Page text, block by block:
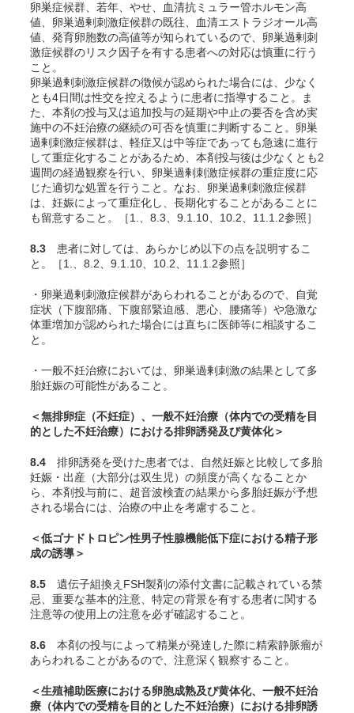
卵巣症候群、若年、やせ、血清抗ミュラー管ホルモン高
値、卵巣過剰刺激症候群の既往、血清エストラジオール高
値、発育卵胞数の高値等が知られているので、卵巣過剰刺
激症候群のリスク因子を有する患者への対応は慎重に行う
こと。
卵巣過剰刺激症候群の徴候が認められた場合には、少なく
とも4日間は性交を控えるように患者に指導すること。ま
た、本剤の投与又は追加投与の延期や中止の要否を含め実
施中の不妊治療の継続の可否を慎重に判断すること。卵巣
過剰刺激症候群は、軽症又は中等症であっても急速に進行
して重症化することがあるため、本剤投与後は少なくとも2
週間の経過観察を行い、卵巣過剰刺激症候群の重症度に応
じた適切な処置を行うこと。なお、卵巣過剰刺激症候群
は、妊娠によって重症化し、長期化することがあることに
も留意すること。［1.、8.3、9.1.10、10.2、11.1.2参照］
8.3 患者に対しては、あらかじめ以下の点を説明するこ
と。［1.、8.2、9.1.10、10.2、11.1.2参照］
・卵巣過剰刺激症候群があらわれることがあるので、自覚
症状（下腹部痛、下腹部緊迫感、悪心、腰痛等）や急激な
体重増加が認められた場合には直ちに医師等に相談するこ
と。
・一般不妊治療においては、卵巣過剰刺激の結果として多
胎妊娠の可能性があること。
＜無排卵症（不妊症）、一般不妊治療（体内での受精を目
的とした不妊治療）における排卵誘発及び黄体化＞
8.4 排卵誘発を受けた患者では、自然妊娠と比較して多胎
妊娠・出産（大部分は双生児）の頻度が高くなることか
ら、本剤投与前に、超音波検査の結果から多胎妊娠が予想
される場合には、治療の中止を考慮すること。
＜低ゴナドトロピン性男子性腺機能低下症における精子形
成の誘導＞
8.5 遺伝子組換えFSH製剤の添付文書に記載されている禁
忌、重要な基本的注意、特定の背景を有する患者に関する
注意等の使用上の注意を必ず確認すること。
8.6 本剤の投与によって精巣が発達した際に精索静脈瘤が
あらわれることがあるので、注意深く観察すること。
＜生殖補助医療における卵胞成熟及び黄体化、一般不妊治
療（体内での受精を目的とした不妊治療）における排卵誘